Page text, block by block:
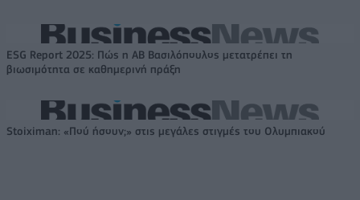
ESG Report 2025: Πώς η ΑΒ Βασιλόπουλος μετατρέπει τη
βιωσιμότητα σε καθημερινή πράξη
Stoiximan: «Πού ήσουν;» στις μεγάλες στιγμές του Ολυμπιακού